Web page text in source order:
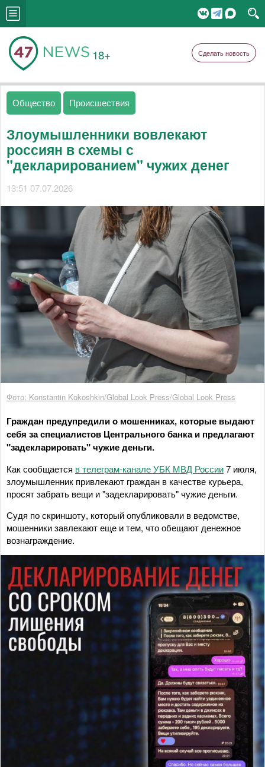
18+ Сделать новость
Общество Происшествия
Злоумышленники вовлекают
россиян в схемы с
"декларированием" чужих денег
13:51 07.07.2026
Фото: Konstantin Kokoshkin/Global Look Press/Global Look Press
Граждан предупредили о мошенниках, которые выдают
себя за специалистов Центрального банка и предлагают
"задекларировать" чужие деньги.
Как сообщается в телеграм-канале УБК МВД России7 июля,
злоумышленник привлекают граждан в качестве курьера,
просят забрать вещи и "задекларировать" чужие деньги.
Судя по скриншоту, который опубликовали в ведомстве,
мошенники завлекают еще и тем, что обещают денежное
вознаграждение.